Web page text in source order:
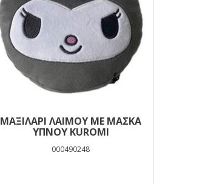
ΜΑΞΙΛΆΡΙ ΛΑΙΜΟΎ ΜΕ ΜΆΣΚΑ
ΎΠΝΟΥ KUROMI
000490248